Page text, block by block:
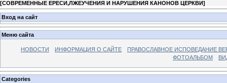
[СОВРЕМЕННЫЕ ЕРЕСИ,ЛЖЕУЧЕНИЯ И НАРУШЕНИЯ КАНОНОВ ЦЕРКВИ]
Вход на сайт
Меню сайта
НОВОСТИ ИНФОРМАЦИЯ О САЙТЕ
ПРАВОСЛАВНОЕ ИСПОВЕДАНИЕ
ФОТОАЛЬБОМ
Categories